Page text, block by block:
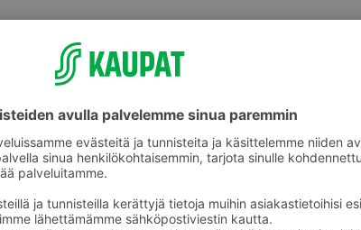
Valmiit ateriat ja aterian osat